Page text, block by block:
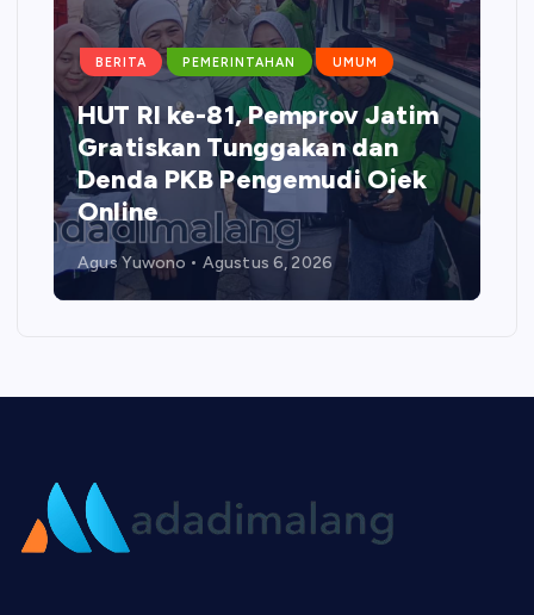
BERITA PEMERINTAHAN UMUM
HUT RI ke-81, Pemprov Jatim
Gratiskan Tunggakan dan
Denda PKB Pengemudi Ojek
Online
Agus Yuwono Agustus 6, 2026